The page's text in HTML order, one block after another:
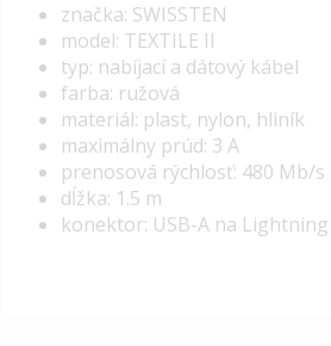
značka: SWISSTEN
model: TEXTILE II
typ: nabíjací a dátový kábel
farba: ružová
materiál: plast, nylon, hliník
maximálny prúd: 3 A
prenosová rýchlosť: 480 Mb/s
dĺžka: 1.5 m
konektor: USB-A na Lightning